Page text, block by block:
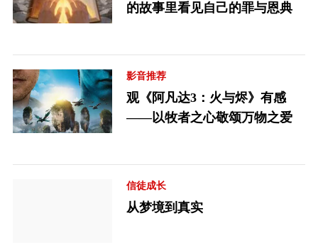
的故事里看见自己的罪与恩典
影音推荐
观《阿凡达3：火与烬》有感
——以牧者之心敬颂万物之爱
信徒成长
从梦境到真实